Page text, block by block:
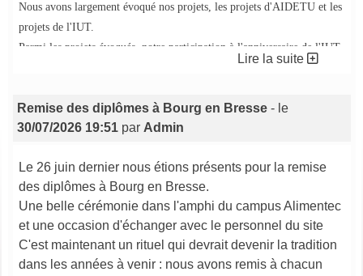
Nous avons largement évoqué nos projets, les projets d'AIDETU et les
projets de l'IUT.
Parmi les projets évoqués, notre participation à l'anniversaire de l'IUT
Lire la suite
Remise des diplômes à Bourg en Bresse - le
30/07/2026 19:51par Admin
Le 26 juin dernier nous étions présents pour la remise
des diplômes à Bourg en Bresse.
Une belle cérémonie dans l'amphi du campus Alimentec
et une occasion d'échanger avec le personnel du site
C'est maintenant un rituel qui devrait devenir la tradition
dans les années à venir : nous avons remis à chacun